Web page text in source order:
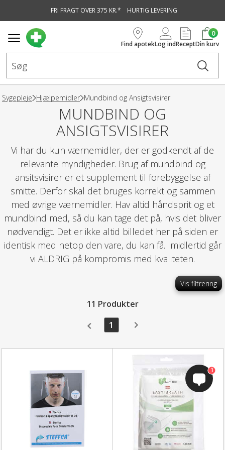
FRI FRAGT OVER 375 KR.* HURTIG LEVERING
Find apotekLog indRecept
0
Din kurv
Sygepleje Hjælpemidler Mundbind og Ansigtsvisirer
MUNDBIND OG
ANSIGTSVISIRER
Vi har du kun værnemidler, der er godkendt af de
relevante myndigheder. Brug af mundbind og
ansitsvisirer er et supplement til forebyggelse af
smitte. Derfor skal det bruges korrekt og sammen
med øvrige værnemidler. Hav altid håndsprit og et
mundbind med, så du kan tage det på, hvis det bliver
nødvendigt. Det er ikke altid billedet her på siden er
identisk med netop den vare, du kan få. Imidlertid går
vi ALDRIG på kompromis med kvaliteten.
Vis filtrering
11 Produkter
1
1